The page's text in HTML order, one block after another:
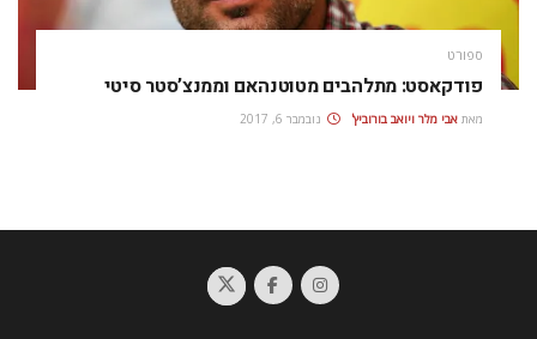
ספורט
פודקאסט: מתלהבים מטוטנהאם וממנצ’סטר סיטי
מאת אבי מלר ויואב בורוביץ' נובמבר 6, 2017